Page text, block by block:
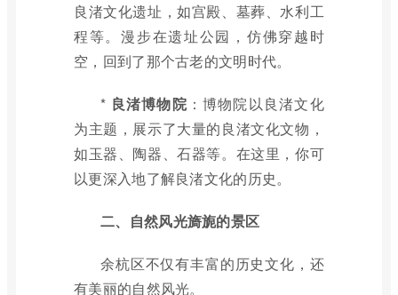
良渚文化遗址，如宫殿、墓葬、水利工
程等。漫步在遗址公园，仿佛穿越时
空，回到了那个古老的文明时代。
* 良渚博物院：博物院以良渚文化
为主题，展示了大量的良渚文化文物，
如玉器、陶器、石器等。在这里，你可
以更深入地了解良渚文化的历史。
二、自然风光旖旎的景区
余杭区不仅有丰富的历史文化，还
有美丽的自然风光。